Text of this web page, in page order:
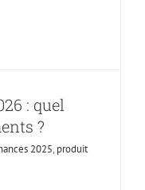
: quel
?
2025, produit